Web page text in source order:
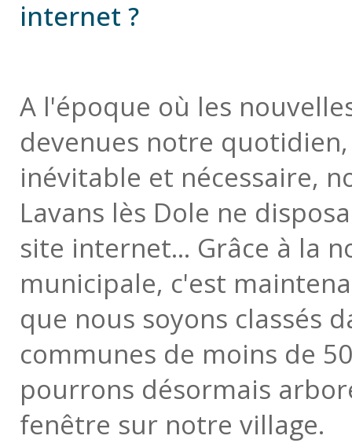
internet ?
A l'époque où les
devenues notre
inévitable et nécessaire,
Lavans lès Dole ne
site internet... Grâce à la
municipale, c'est
que nous soyons classés
communes de moins de
pourrons désormais
fenêtre sur notre village.